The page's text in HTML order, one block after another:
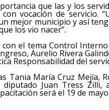
que las y los
vocación de servicio.
mejor municipio y así
los vio nacer”.
el tema Control
Aurelio Rivera
Responsabilidad del
Tania María Cruz Mejía,
Juan Tress Zilli,
será el 19 de